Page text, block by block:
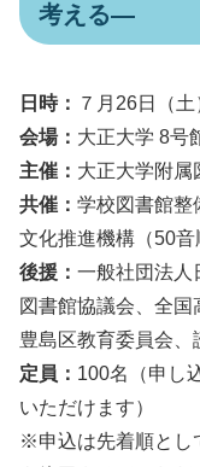
考える―
日時： ７月26日（
会場： 大正大学 8号
主催： 大正大学附属
共催： 学校図書館整
文化推進機構（50音
後援： 一般社団法人
図書館協議会、全国
豊島区教育委員会、
定員： 100名（申し
いただけます）
※申込は先着順とし